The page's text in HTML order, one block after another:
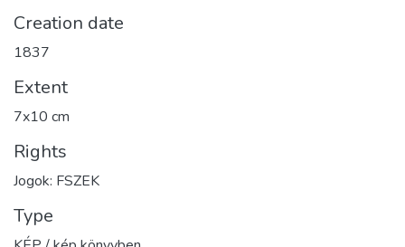
Creation date
1837
Extent
7x10 cm
Rights
Jogok: FSZEK
Type